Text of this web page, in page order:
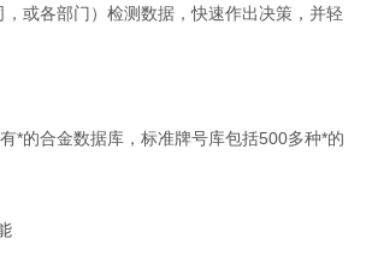
或各部门）检测数据，快速作出决策，并轻
*的合金数据库，标准牌号库包括500多种*的